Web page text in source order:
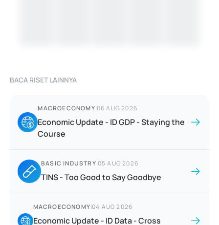
BACA RISET LAINNYA
MACROECONOMY|06 AUG 2026
Economic Update - ID GDP - Staying the
Course
BASIC INDUSTRY|05 AUG 2026
TINS - Too Good to Say Goodbye
MACROECONOMY|04 AUG 2026
Economic Update - ID Data - Cross